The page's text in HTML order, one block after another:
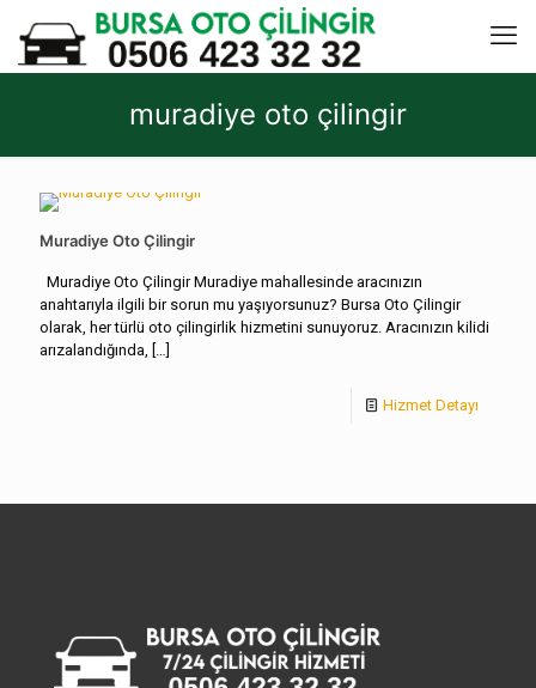
muradiye oto çilingir
Muradiye Oto Çilingir
Muradiye Oto Çilingir Muradiye mahallesinde aracınızın
anahtarıyla ilgili bir sorun mu yaşıyorsunuz? Bursa Oto Çilingir
olarak, her türlü oto çilingirlik hizmetini sunuyoruz. Aracınızın kilidi
arızalandığında, […]
Hizmet Detayı